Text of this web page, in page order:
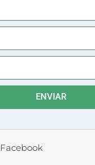
ENVIAR
Facebook